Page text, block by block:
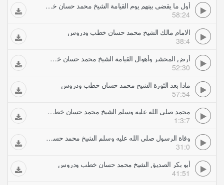
أول ما يقضى بينهم يوم القيامة الشيخ محمد حسان خطب ودروس
58:24
الامام مالك الشيخ محمد حسان خطب ودروس
38:4
أرض المحشر وأهوال القيامة الشيخ محمد حسان خطب ودروس
52:30
ماذا بعد الثورة الشيخ محمد حسان خطب ودروس
57:54
محمد صلى الله عليه وسلم الشيخ محمد حسان خطب ودروس
1:3:7
وفاة الرسول صلى الله عليه وسلم الشيخ محمد حسان خطب ودروس
31:0
أبو بكر الصديق الشيخ محمد حسان خطب ودروس
41:51